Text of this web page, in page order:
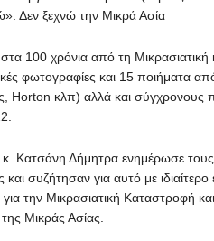
Δεν ξεχνώ την Μικρά Ασία
100 χρόνια από τη
φωτογραφίες και 15 ποιήματα
Horton κλπ) αλλά και σύγχρονους
Κατσάνη Δήμητρα ενημέρωσε τους
συζήτησαν για αυτό με
για την Μικρασιατική Καταστροφή
Μικράς Ασίας.